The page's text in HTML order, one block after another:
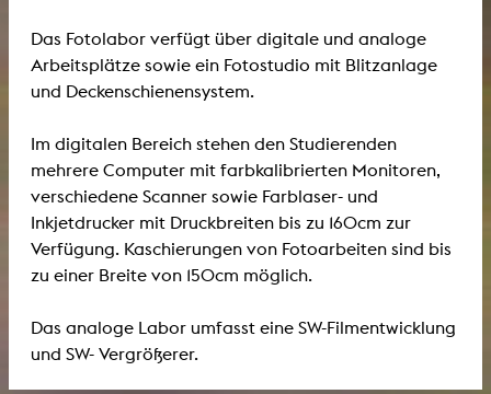
Das Fotolabor verfügt über digitale und analoge
Arbeitsplätze sowie ein Fotostudio mit Blitzanlage
und Deckenschienensystem.
Im digitalen Bereich stehen den Studierenden
mehrere Computer mit farbkalibrierten Monitoren,
verschiedene Scanner sowie Farblaser- und
Inkjetdrucker mit Druckbreiten bis zu 160cm zur
Verfügung. Kaschierungen von Fotoarbeiten sind bis
zu einer Breite von 150cm möglich.
Das analoge Labor umfasst eine SW-Filmentwicklung
und SW- Vergrößerer.